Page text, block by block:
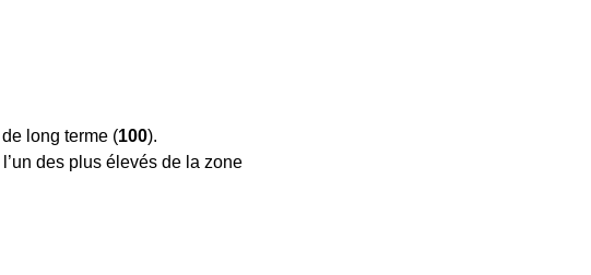
long terme (100).
l’un des plus élevés de la zone